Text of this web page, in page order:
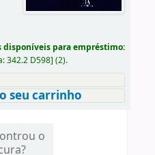
disponíveis para empréstimo:
342.2 D598] (2).
seu carrinho
o